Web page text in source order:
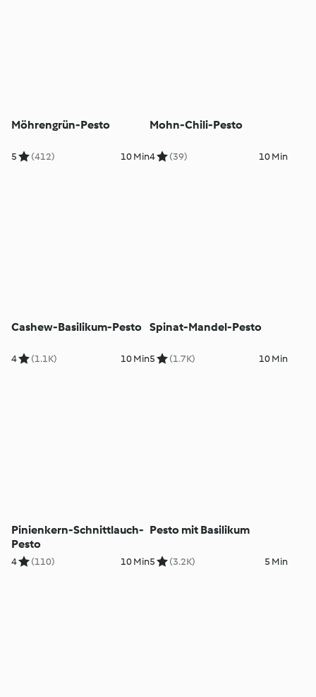
Möhrengrün-Pesto
5 (412) 10 Min
Mohn-Chili-Pesto
4 (39) 10 Min
Cashew-Basilikum-Pesto
4 (1.1K) 10 Min
Spinat-Mandel-Pesto
5 (1.7K) 10 Min
Pinienkern-Schnittlauch-
Pesto
4 (110) 10 Min
Pesto mit Basilikum
5 (3.2K) 5 Min